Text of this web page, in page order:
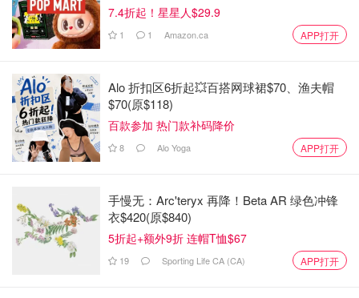
质地肤感
稍浓稠
柔润包裹感更
滋润同时有紧
主要功效
保湿、提亮、
舒缓，
打底提亮肤色
深层保湿、柔
提亮并维稳
高效保湿、亮
当归提取物、
甘草根衍生物
薏仁提取物、
物、山毛榉提
取物、油酸衍
生物
维C葡糖苷、雪
fungus提取
所有肤质
干性、熟龄
7.4折起！星星人$29.9
1 1 Amazon.ca APP打开
Alo 折扣区6折起💥百搭网球裙$70、渔夫帽
$70(原$118)
百款参加 热门款补码降价
8 Alo Yoga APP打开
手慢无：Arc'teryx 再降！Beta AR 绿色冲锋
衣$420(原$840)
5折起+额外9折 连帽T恤$67
19 Sporting Life CA (CA) APP打开